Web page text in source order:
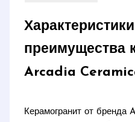
преимущества
Arcadia
Керамогранит от бренда